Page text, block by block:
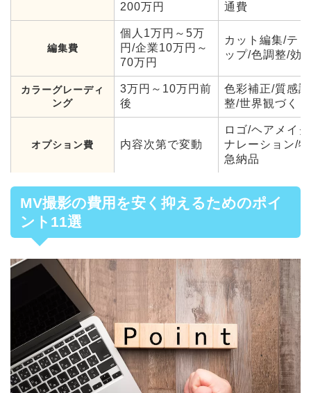
200万円
通費
編集費
個人1万円～5万
円/企業10万円～
70万円
カット編集/テロ
ップ/色調整/効
カラーグレーディ
ング
3万円～10万円前
後
色彩補正/質感調
整/世界観づくり
オプション費 内容次第で変動
ロゴ/ヘアメイ
ナレーション/特
急納品
MV撮影の費用を安く抑えるためのポイ
ント11選